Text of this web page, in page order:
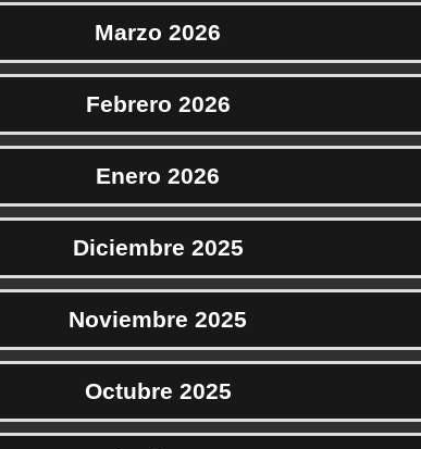
Marzo 2026
Febrero 2026
Enero 2026
Diciembre 2025
Noviembre 2025
Octubre 2025